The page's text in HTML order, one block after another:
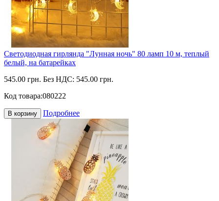
Светодиодная гирлянда "Лунная ночь" 80 ламп 10 м, теплый
белый, на батарейках
545.00 грн. Без НДС: 545.00 грн.
Код товара:080222
В корзину Подробнее